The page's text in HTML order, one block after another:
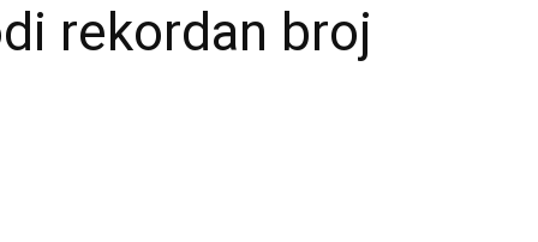
rekordan broj